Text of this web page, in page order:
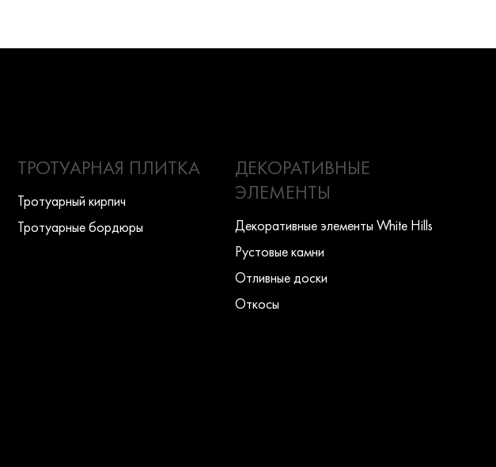
ТРОТУАРНАЯ ПЛИТКА
Тротуарный кирпич
Тротуарные бордюры
ДЕКОРАТИВНЫЕ
ЭЛЕМЕНТЫ
Декоративные элементы White Hills
Рустовые камни
Отливные доски
Откосы